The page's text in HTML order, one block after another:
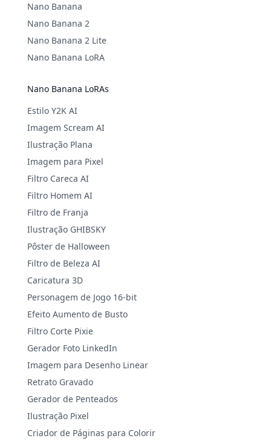
Nano Banana
Nano Banana 2
Nano Banana 2 Lite
Nano Banana LoRA
Nano Banana LoRAs
Estilo Y2K AI
Imagem Scream AI
Ilustração Plana
Imagem para Pixel
Filtro Careca AI
Filtro Homem AI
Filtro de Franja
Ilustração GHIBSKY
Pôster de Halloween
Filtro de Beleza AI
Caricatura 3D
Personagem de Jogo 16-bit
Efeito Aumento de Busto
Filtro Corte Pixie
Gerador Foto LinkedIn
Imagem para Desenho Linear
Retrato Gravado
Gerador de Penteados
Ilustração Pixel
Criador de Páginas para Colorir